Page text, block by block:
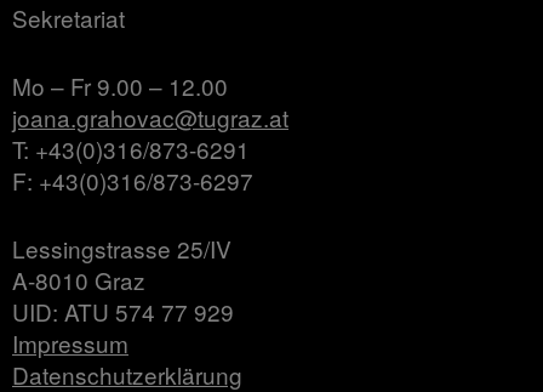
Sekretariat
Mo – Fr 9.00 – 12.00
joana.grahovac@tugraz.at
T: +43(0)316/873-6291
F: +43(0)316/873-6297
Lessingstrasse 25/IV
A-8010 Graz
UID: ATU 574 77 929
Impressum
Datenschutzerklärung